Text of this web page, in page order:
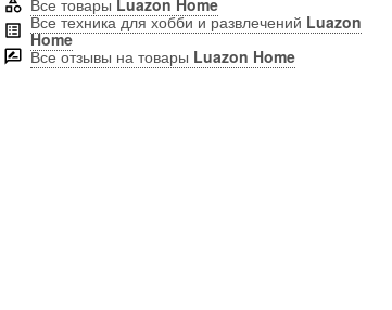
Все товары Luazon Home
Все техника для хобби и развлечений Luazon
Home
Все отзывы на товары Luazon Home